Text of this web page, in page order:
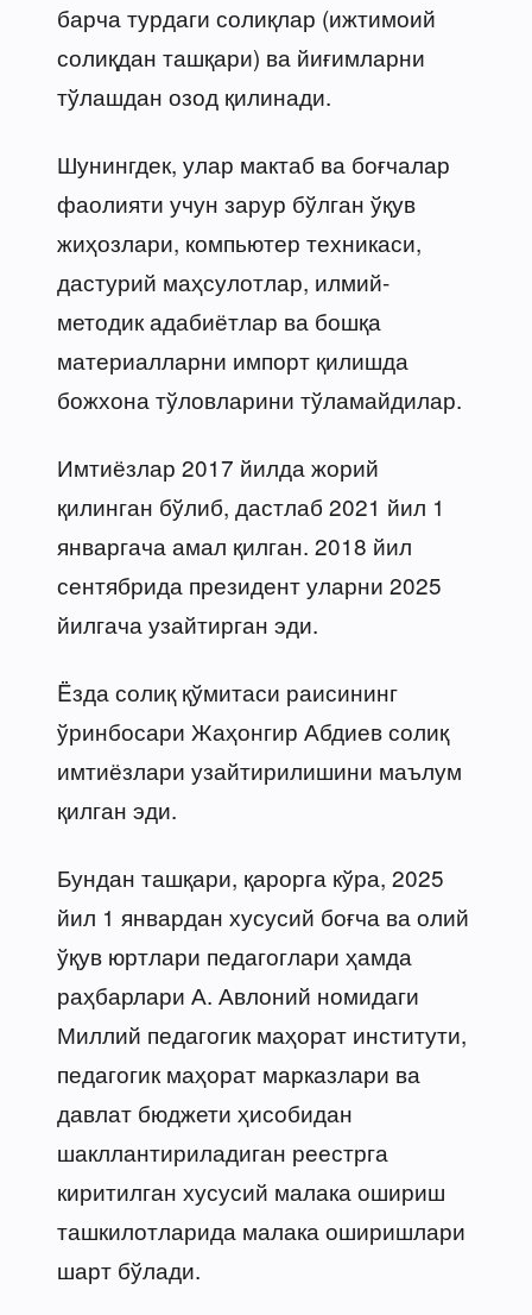
барча турдаги солиқлар (ижтимоий
солиқдан ташқари) ва йиғимларни
тўлашдан озод қилинади.
Шунингдек, улар мактаб ва боғчалар
фаолияти учун зарур бўлган ўқув
жиҳозлари, компьютер техникаси,
дастурий маҳсулотлар, илмий-
методик адабиётлар ва бошқа
материалларни импорт қилишда
божхона тўловларини тўламайдилар.
Имтиёзлар 2017 йилда жорий
қилинган бўлиб, дастлаб 2021 йил 1
январгача амал қилган. 2018 йил
сентябрида президент уларни 2025
йилгача узайтирган эди.
Ëзда солиқ қўмитаси раисининг
ўринбосари Жаҳонгир Абдиев солиқ
имтиёзлари узайтирилишини маълум
қилган эди.
Бундан ташқари, қарорга кўра, 2025
йил 1 январдан хусусий боғча ва олий
ўқув юртлари педагоглари ҳамда
раҳбарлари А. Авлоний номидаги
Миллий педагогик маҳорат институти,
педагогик маҳорат марказлари ва
давлат бюджети ҳисобидан
шакллантириладиган реестрга
киритилган хусусий малака ошириш
ташкилотларида малака оширишлари
шарт бўлади.